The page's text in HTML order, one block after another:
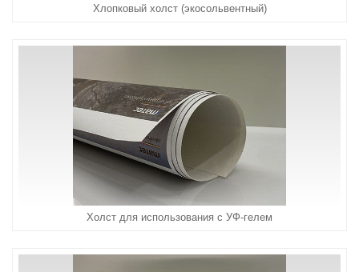
Хлопковый холст (экосольвентный)
Холст для использования с УФ-гелем